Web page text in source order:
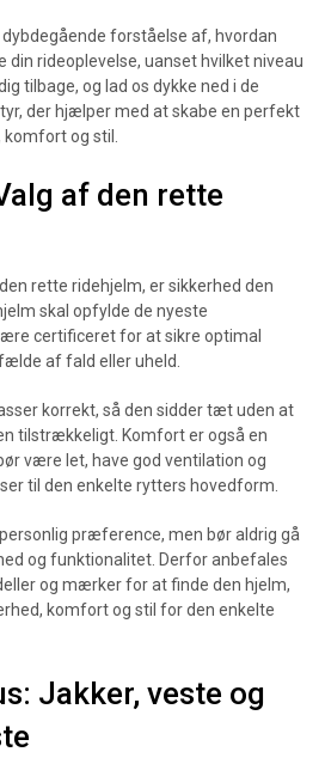
forståelse af, hvordan
din rideoplevelse, uanset hvilket niveau
tilbage, og lad os dykke ned i de
der hjælper med at skabe en perfekt
og stil.
af den rette
rette ridehjelm, er sikkerhed den
skal opfylde de nyeste
certificeret for at sikre optimal
af fald eller uheld.
korrekt, så den sidder tæt uden at
tilstrækkeligt. Komfort er også en
være let, have god ventilation og
til den enkelte rytters hovedform.
præference, men bør aldrig gå
og funktionalitet. Derfor anbefales
og mærker for at finde den hjelm,
komfort og stil for den enkelte
Jakker, veste og